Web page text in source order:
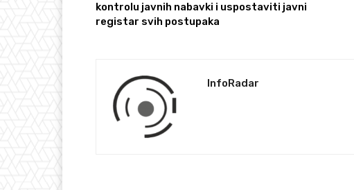
kontrolu javnih nabavki i uspostaviti javni
registar svih postupaka
InfoRadar